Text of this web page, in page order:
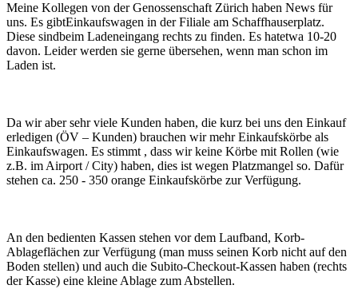
Meine Kollegen von der Genossenschaft Zürich haben News für
uns. Es gibtEinkaufswagen in der Filiale am Schaffhauserplatz.
Diese sindbeim Ladeneingang rechts zu finden. Es hatetwa 10-20
davon. Leider werden sie gerne übersehen, wenn man schon im
Laden ist.
Da wir aber sehr viele Kunden haben, die kurz bei uns den Einkauf
erledigen (ÖV – Kunden) brauchen wir mehr Einkaufskörbe als
Einkaufswagen. Es stimmt , dass wir keine Körbe mit Rollen (wie
z.B. im Airport / City) haben, dies ist wegen Platzmangel so. Dafür
stehen ca. 250 - 350 orange Einkaufskörbe zur Verfügung.
An den bedienten Kassen stehen vor dem Laufband, Korb-
Ablageflächen zur Verfügung (man muss seinen Korb nicht auf den
Boden stellen) und auch die Subito-Checkout-Kassen haben (rechts
der Kasse) eine kleine Ablage zum Abstellen.